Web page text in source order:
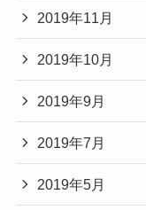
2019年11月
2019年10月
2019年9月
2019年7月
2019年5月